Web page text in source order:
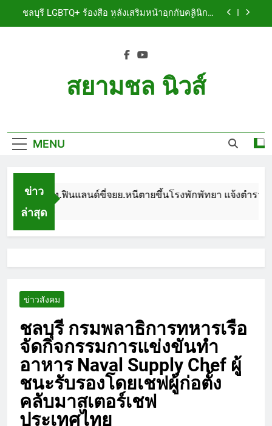
ชลบุรี LGBTQ+ ร้องสื่อ หลังเสริมหน้าอกกับคลินิกชื่อ
ก่อนพบเป็นศพเปลือยยัดกระเป๋า ทิ้งริมทางรถไฟ รวบ
คาสนามบินขณะเตรียมบินกลับประเทศ
ล้าน ปรับ ห้องประชุม–ห้องผู้บริหาร
ชลบุรี นทท.ฟินแลนด์ขี่จยย.หนีตายขึ้นโรงพักพัทยา
รับผิดชอบ พร้อมเตือนอย่าหลงเชื่อรีวิวราคาถูก
ชลบุรี หนุ่มใหญ่ออสซี่พาสาวไทยวัย 17 เข้าคอนโด
ชลบุรี ฉลุยก่อนหมดวาระ! สภาเมืองพัทยา ผ่านงบ 5.7
สยามชล นิวส์
MENU
ข่าว
ล่าสุด
ลบุรี นทท.ฟินแลนด์ขี่จยย.หนีตายขึ้นโรงพักพัทยา แจ้งตำรวจช่วย
Month Ago
ข่าวสังคม
ชลบุรี กรมพลาธิการทหารเรือ
จัดกิจกรรมการแข่งขันทำ
อาหาร Naval Supply Chef ผู้
ชนะรับรองโดยเชฟผู้ก่อตั้ง
คลับมาสเตอร์เชฟ
ประเทศไทย